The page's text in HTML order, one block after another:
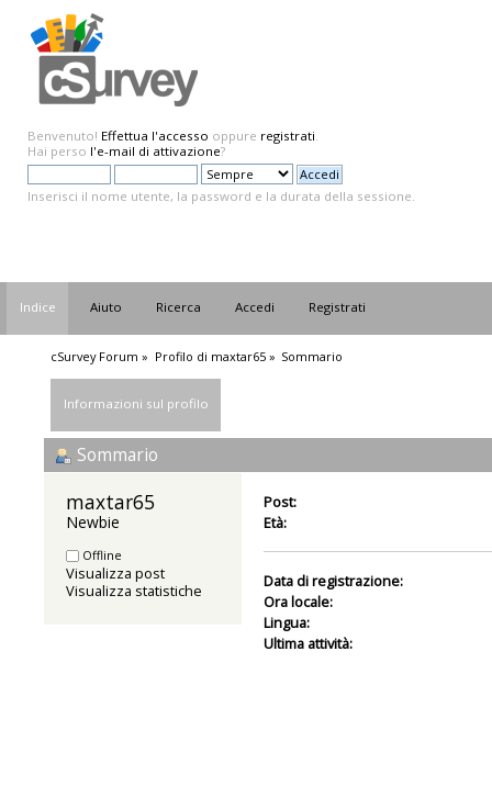
Benvenuto! Effettua l'accesso oppure registrati.
Hai perso l'e-mail di attivazione?
Inserisci il nome utente, la password e la durata della sessione.
Indice Aiuto Ricerca Accedi Registrati
cSurvey Forum » Profilo di maxtar65» Sommario
Informazioni sul profilo
Sommario
maxtar65
Newbie
Offline
Visualizza post
Visualizza statistiche
Post:
Età:
Data di registrazione:
Ora locale:
Lingua:
Ultima attività: